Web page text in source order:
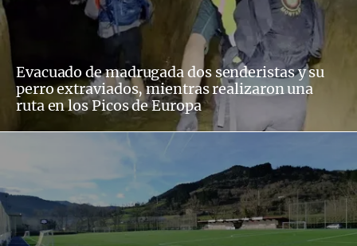
Evacuado de madrugada dos senderistas y su
perro extraviados, mientras realizaron una
ruta en los Picos de Europa